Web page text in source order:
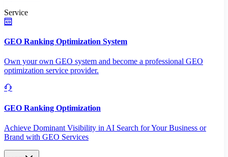
Service
GEO Ranking Optimization System
Own your own GEO system and become a professional GEO
optimization service provider.
GEO Ranking Optimization
Achieve Dominant Visibility in AI Search for Your Business or
Brand with GEO Services​